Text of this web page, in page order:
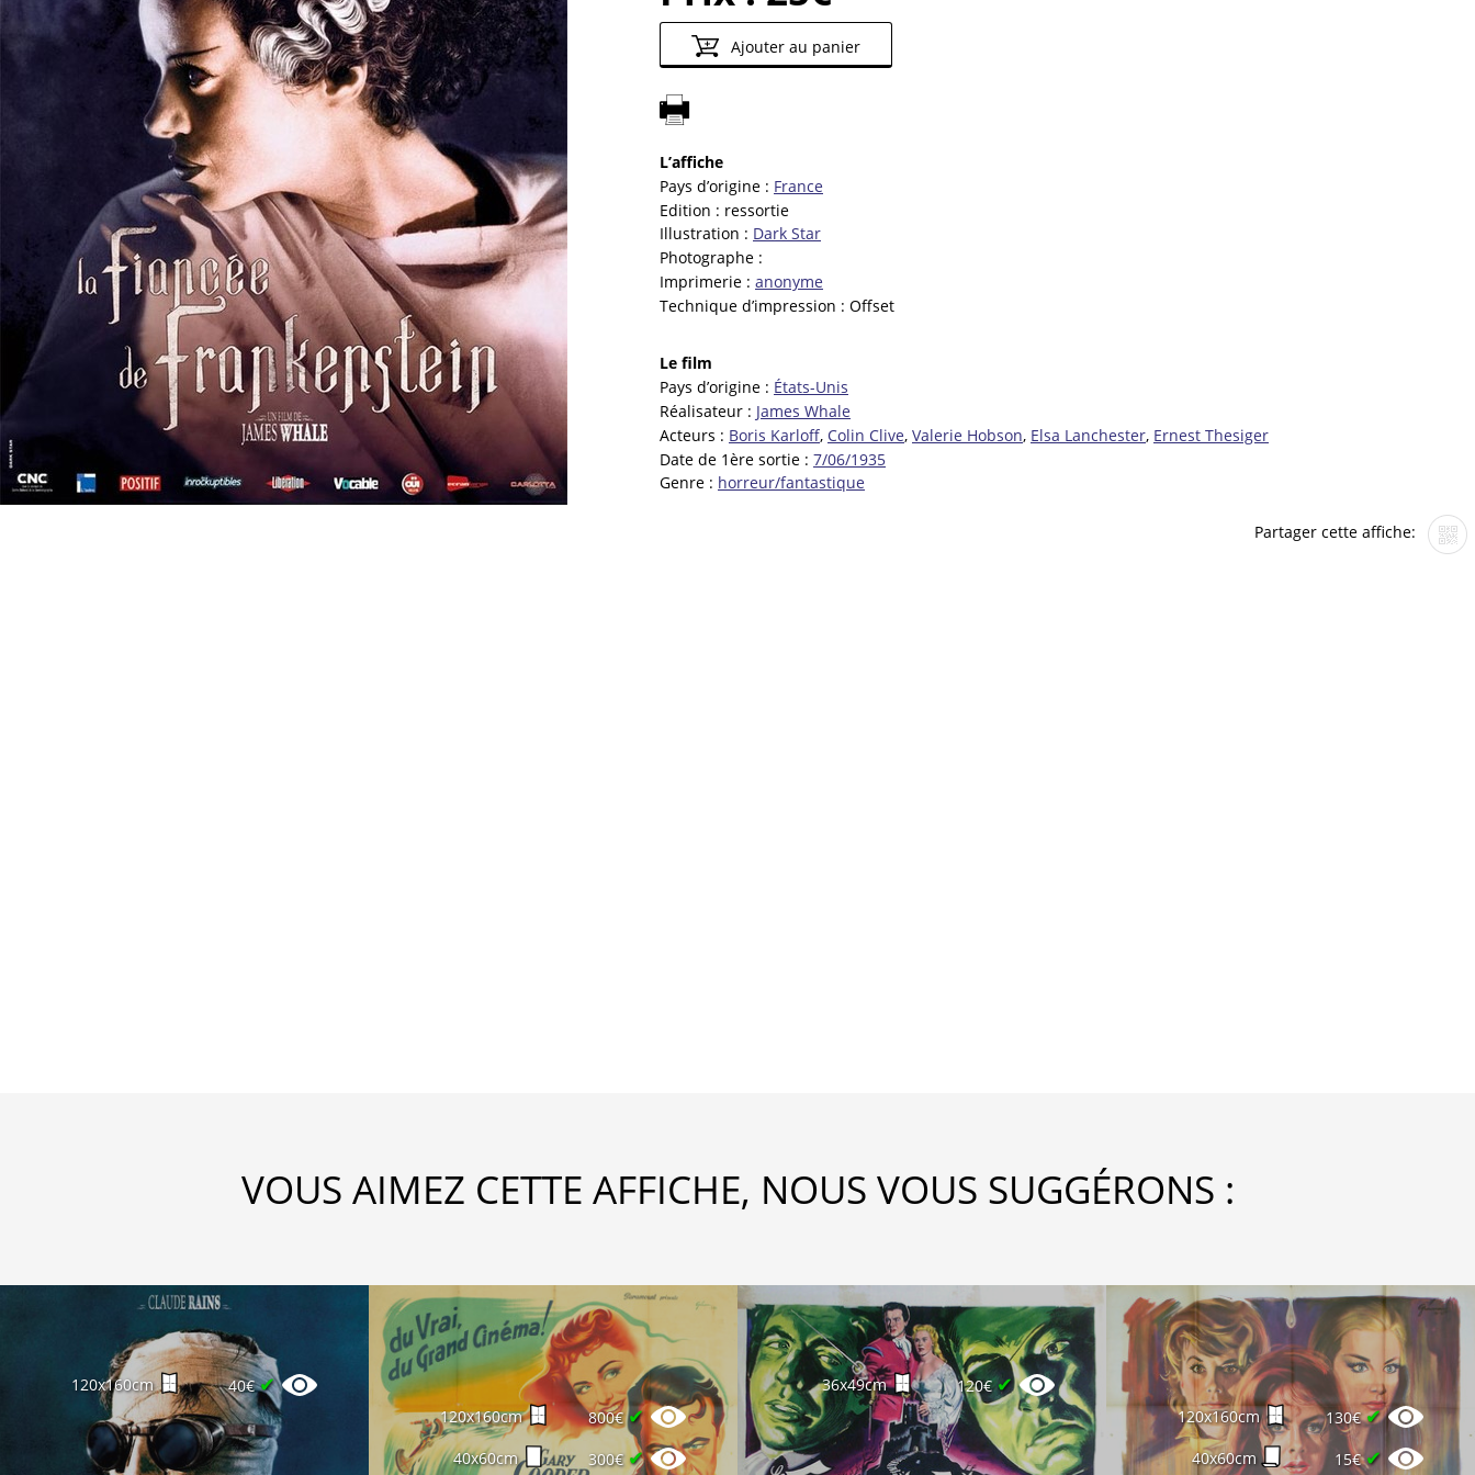
Ajouter au panier
L’affiche
Pays d’origine : France
Edition : ressortie
Illustration : Dark Star
Photographe :
Imprimerie : anonyme
Technique d’impression : Offset
Le film
Pays d’origine : États-Unis
Réalisateur : James Whale
Acteurs : Boris Karloff, Colin Clive, Valerie Hobson, Elsa Lanchester, Ernest Thesiger
Date de 1ère sortie : 7/06/1935
Genre : horreur/fantastique
Partager cette affiche:
VOUS AIMEZ CETTE AFFICHE, NOUS VOUS SUGGÉRONS :
120x160cm 40€✔
120x160cm 800€✔
40x60cm 300€ ✔
36x49cm 120€✔
120x160cm 130€✔
40x60cm 15€✔